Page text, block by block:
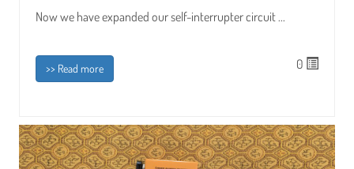
Now we have expanded our self-interrupter circuit ...
>> Read more 0